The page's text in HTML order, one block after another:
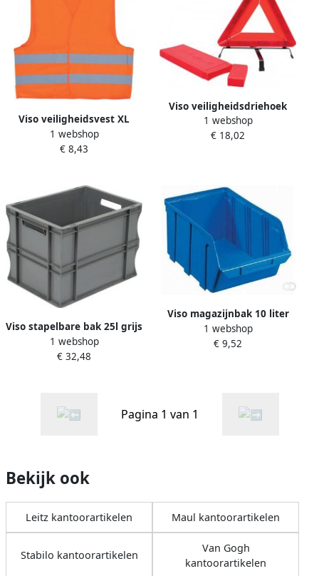
Viso veiligheidsvest XL
oranje
1 webshop
€ 8,43
Viso veiligheidsdriehoek
1 webshop
€ 18,02
Viso stapelbare bak 25l grijs
1 webshop
€ 32,48
Viso magazijnbak 10 liter
blauw
1 webshop
€ 9,52
Pagina 1 van 1
Bekijk ook
Leitz kantoorartikelen Maul kantoorartikelen
Stabilo kantoorartikelen
Van Gogh
kantoorartikelen